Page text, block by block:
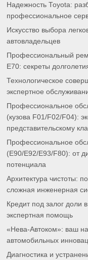
Надежность Toyota:
профессиональное
Искусство выбора
автовладельцев
Профессиональный
E70: секреты
Технологическое
экспертное
Профессиональное
(кузова F01/F02/F04):
представительскому
Профессиональное
(E90/E92/E93/F80): от
потенциала
Архитектура чистоты:
сложная инженерная
Кредит под залог доли
экспертная помощь
«Нева-Автоком»: ваш
автомобильных
Диагностика и